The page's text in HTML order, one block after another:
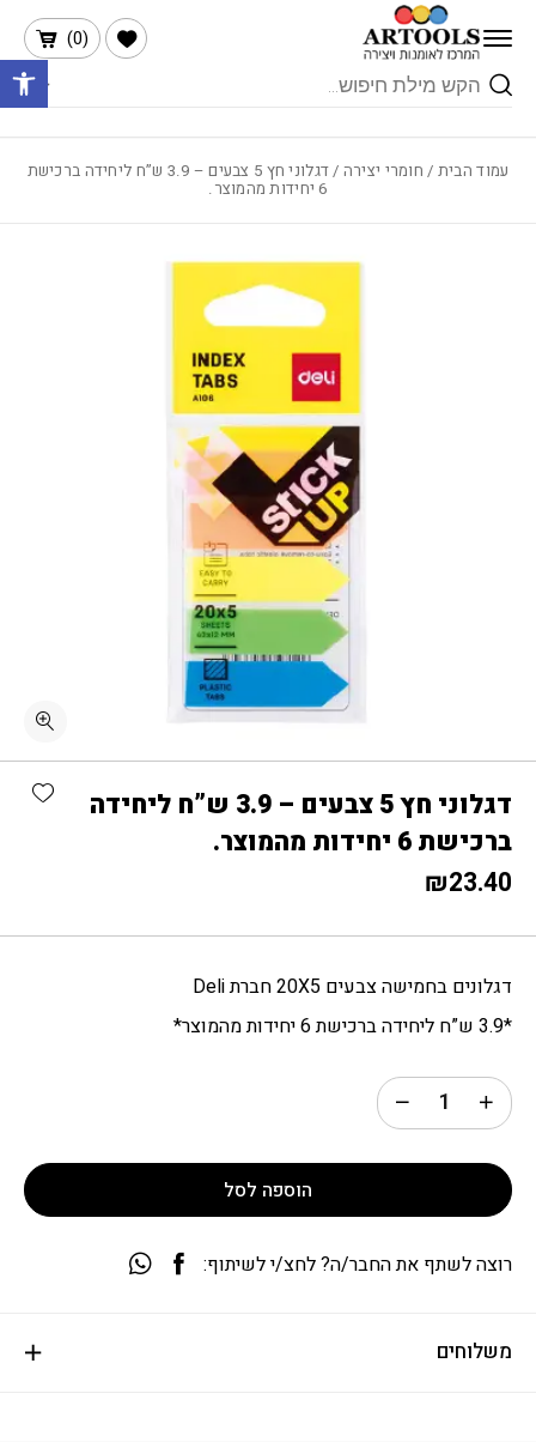
Skip to Content
Products
search
(
0
)
הרשימה שלי
עמוד הבית / חומרי יצירה / דגלוני חץ 5 צבעים – 3.9 ש”ח ליחידה ברכישת
6 יחידות מהמוצר.
דגלוני חץ 5 צבעים – 3.9 ש”ח ליחידה
ברכישת 6 יחידות מהמוצר.
₪23.40
דגלונים בחמישה צבעים 20X5 חברת Deli
*3.9 ש”ח ליחידה ברכישת 6 יחידות מהמוצר*
הוספה לסל
משלוחים
רוצה לשתף את החבר/ה? לחצ/י לשיתוף:
בחזרה למעלה